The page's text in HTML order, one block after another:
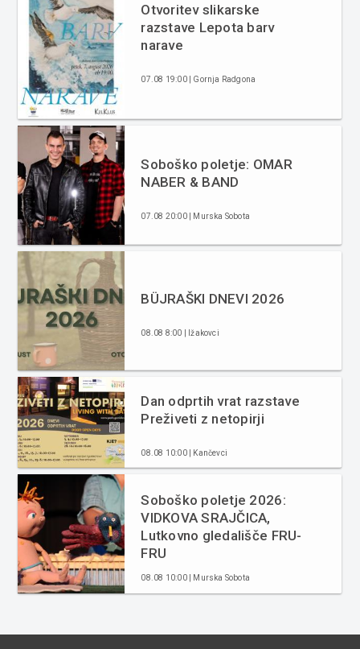
Otvoritev slikarske
razstave Lepota barv
narave
07.08 19:00 | Gornja Radgona
Soboško poletje: OMAR
NABER & BAND
07.08 20:00 | Murska Sobota
BÜJRAŠKI DNEVI 2026
08.08 8:00 | Ižakovci
Dan odprtih vrat razstave
Preživeti z netopirji
08.08 10:00 | Kančevci
Soboško poletje 2026:
VIDKOVA SRAJČICA,
Lutkovno gledališče FRU-
FRU
08.08 10:00 | Murska Sobota